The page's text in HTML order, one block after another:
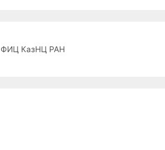
ФИЦ КазНЦ РАН